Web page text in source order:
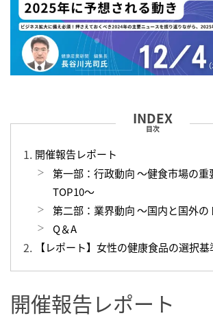
目次
開催報告レポート
第一部：行政動向 〜健食市場の重
TOP10〜
第二部：業界動向 〜国内と国外の
Q＆A
【レポート】女性の健康食品の選択基
開催報告レポート